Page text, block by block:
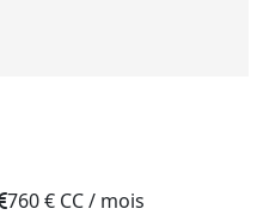
760 € CC / mois